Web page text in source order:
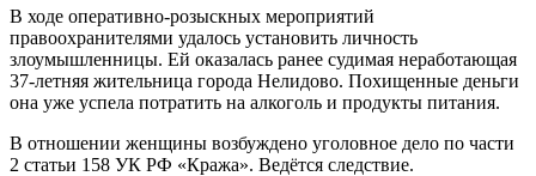
В ходе оперативно-розыскных мероприятий
правоохранителями удалось установить личность
злоумышленницы. Ей оказалась ранее судимая неработающая
37-летняя жительница города Нелидово. Похищенные деньги
она уже успела потратить на алкоголь и продукты питания.
В отношении женщины возбуждено уголовное дело по части
2 статьи 158 УК РФ «Кража». Ведётся следствие.